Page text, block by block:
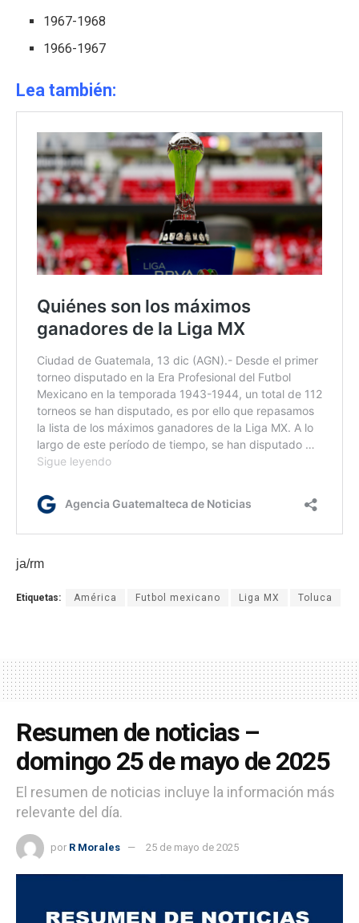
1967-1968
1966-1967
Lea también:
ja/rm
Etiquetas: América Futbol mexicano Liga MX Toluca
Resumen de noticias –
domingo 25 de mayo de 2025
El resumen de noticias incluye la información más
relevante del día.
por R Morales 25 de mayo de 2025